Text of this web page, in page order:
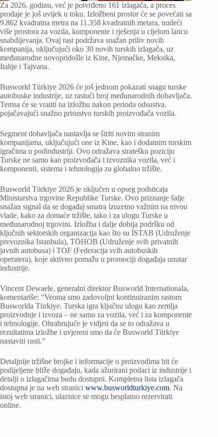
Za 2026. godinu, već je potvrđeno 161 izlagača, a proces
prodaje je još uvijek u toku. Izložbeni prostor će se povećati sa
9.862 kvadratna metra na 11.358 kvadratnih metara, nudeći
više prostora za vozila, komponente i rješenja u cijelom lancu
snabdijevanja. Ovaj rast podržava snažan priliv novih
kompanija, uključujući oko 30 novih turskih izlagača, uz
međunarodne novopridošle iz Kine, Njemačke, Meksika,
Italije i Tajvana.
Busworld Türkiye 2026 će još jednom pokazati snagu turske
autobuske industrije, uz rastući broj međunarodnih dobavljača.
Temsa će se vratiti na izložbu nakon perioda odsustva,
pojačavajući snažno prisustvo turskih proizvođača vozila.
Segment dobavljača nastavlja se širiti novim stranim
kompanijama, uključujući one iz Kine, kao i dodatnim turskim
igračima u podindustriji. Ovo odražava stratešku poziciju
Turske ne samo kao proizvođača i izvoznika vozila, već i
komponenti, sistema i tehnologija za globalno tržište.
Busworld Türkiye 2026 je uključen u opseg podsticaja
Ministarstva trgovine Republike Turske. Ovo priznanje šalje
snažan signal da se događaj smatra izuzetno važnim na nivou
vlade, kako za domaće tržište, tako i za ulogu Turske u
međunarodnoj trgovini. Izložba i dalje dobija podršku od
ključnih sektorskih organizacija kao što su İSTAB (Udruženje
prevoznika Istanbula), TÖHOB (Udruženje svih privatnih
javnih autobusa) i TOF (Federacija svih autobuskih
operatera), koje aktivno pomažu u promociji događaja unutar
industrije.
Vincent Dewaele, generalni direktor Busworld Internationala,
komentariše: “Veoma smo zadovoljni kontinuiranim rastom
Busworlda Türkiye. Turska igra ključnu ulogu kao zemlja
proizvodnje i izvoza – ne samo za vozila, već i za komponente
i tehnologije. Ohrabrujuće je vidjeti da se to odražava u
rezultatima izložbe i uvjereni smo da će Busworld Türkiye
nastaviti rasti.”
Detaljnije tržišne brojke i informacije o proizvodima bit će
podijeljene bliže događaju, kada ažurirani podaci iz industrije i
detalji o izlagačima budu dostupni. Kompletna lista izlagača
dostupna je na web stranici www.busworldturkiye.com. Na
istoj web stranici, ulaznice se mogu besplatno rezervirati
online.